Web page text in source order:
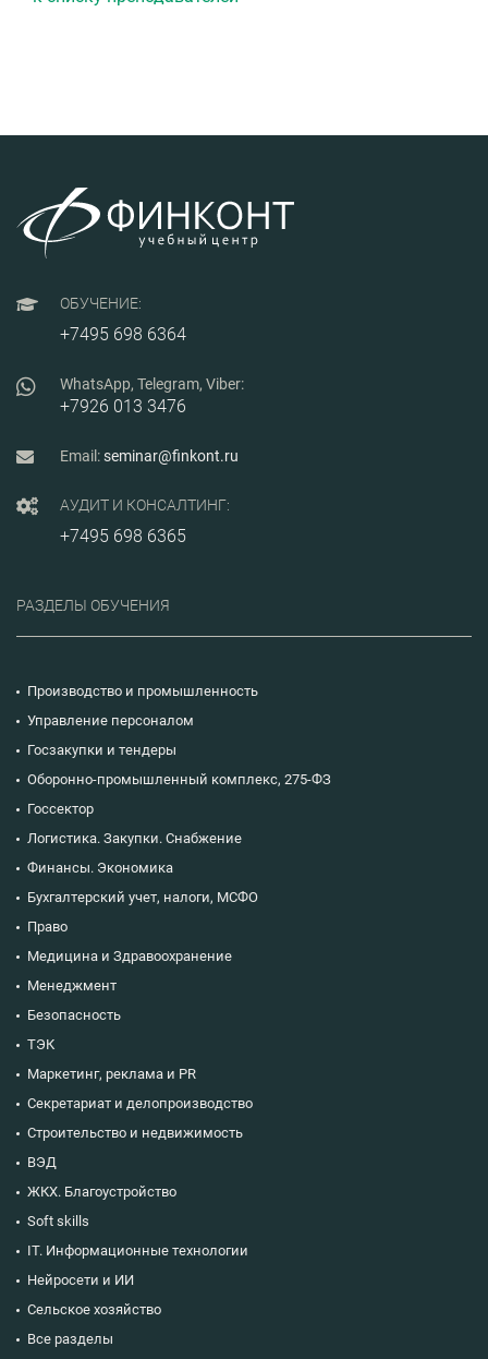
ОБУЧЕНИЕ:
+7495 698 6364
WhatsApp, Telegram, Viber:
+7926 013 3476
Email:seminar@finkont.ru
АУДИТ И КОНСАЛТИНГ:
+7495 698 6365
РАЗДЕЛЫ ОБУЧЕНИЯ
Производство и промышленность
Управление персоналом
Госзакупки и тендеры
Оборонно-промышленный комплекс, 275-ФЗ
Госсектор
Логистика. Закупки. Снабжение
Финансы. Экономика
Бухгалтерский учет, налоги, МСФО
Право
Медицина и Здравоохранение
Менеджмент
Безопасность
ТЭК
Маркетинг, реклама и PR
Секретариат и делопроизводство
Строительство и недвижимость
ВЭД
ЖКХ. Благоустройство
Soft skills
IT. Информационные технологии
Нейросети и ИИ
Сельское хозяйство
Все разделы